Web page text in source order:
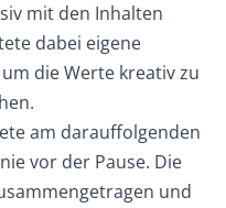
mit den Inhalten
dabei eigene
die Werte kreativ zu
am darauffolgenden
vor der Pause. Die
und